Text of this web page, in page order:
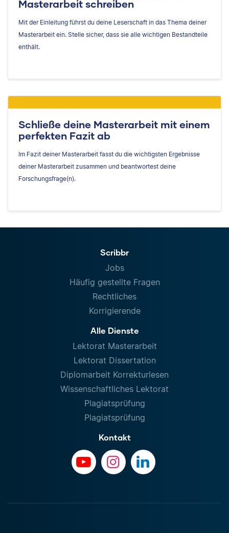
Masterarbeit schreiben
Mit der Einleitung führst du deine Leserschaft in das Thema deiner
Masterarbeit ein. Stelle sicher, dass sie alle wichtigen Bestandteile
enthält.
Schließe deine Masterarbeit mit einem
perfekten Fazit ab
Im Fazit deiner Masterarbeit fasst du die wichtigsten Ergebnisse
deiner Masterarbeit zusammen und beantwortest deine
Forschungsfrage(n).
Scribbr
Jobs
Häufig gestellte Fragen
Rechtliches
Korrigierende
Alle Dienste
Lektorat Masterarbeit
Lektorat Dissertation
Diplomarbeit Korrekturlesen
Wissenschaftliches Lektorat
Plagiatsprüfung
Plagiatsprüfung
Kontakt